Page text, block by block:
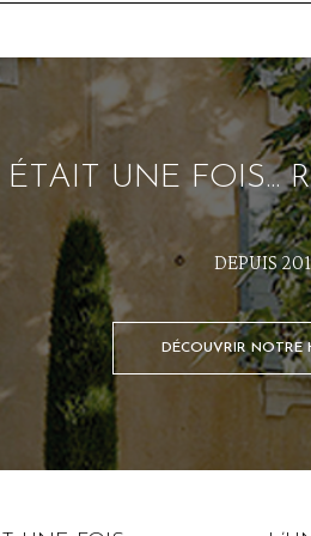
UNE FOIS...
DEPUIS
DÉCOUVRIR NOTRE